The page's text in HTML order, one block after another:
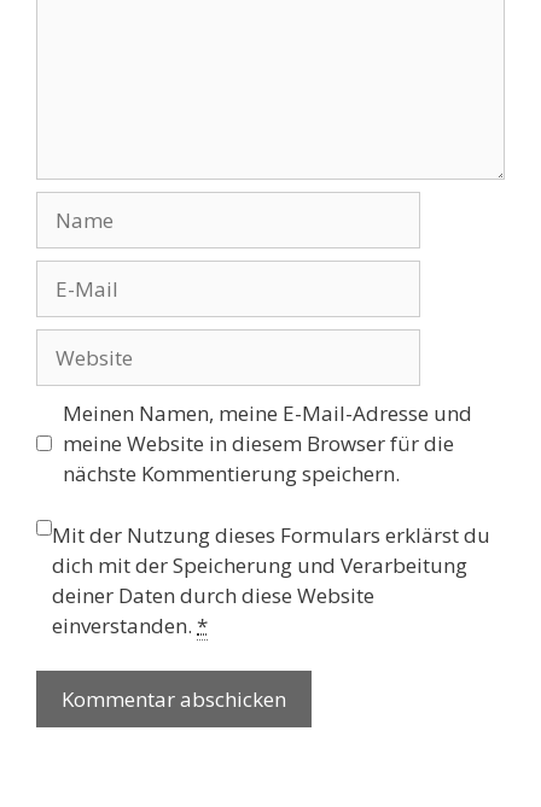
Mail
Meinen Namen, meine E-Mail-Adresse und
meine Website in diesem Browser für die
nächste Kommentierung speichern.
Mit der Nutzung dieses Formulars erklärst du
dich mit der Speicherung und Verarbeitung
deiner Daten durch diese Website
einverstanden. *